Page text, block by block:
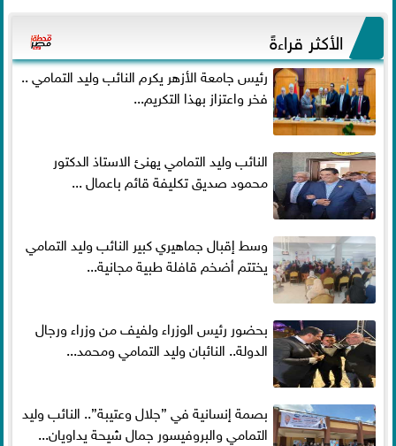
الأكثر قراءةً
رئيس جامعة الأزهر يكرم النائب وليد التمامي ..
فخر واعتزاز بهذا التكريم...
النائب وليد التمامي يهنئ الاستاذ الدكتور
محمود صديق تكليفة قائم باعمال ...
وسط إقبال جماهيري كبير النائب وليد التمامي
يختتم أضخم قافلة طبية مجانية...
بحضور رئيس الوزراء ولفيف من وزراء ورجال
الدولة.. النائبان وليد التمامي ومحمد...
بصمة إنسانية في ”جلال وعتيبة”.. النائب وليد
التمامي والبروفيسور جمال شيحة يداويان...